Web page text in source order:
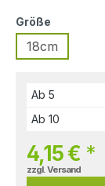
Größe
18cm
Ab 5
Ab 10
4,15 € *
zzgl. Versand